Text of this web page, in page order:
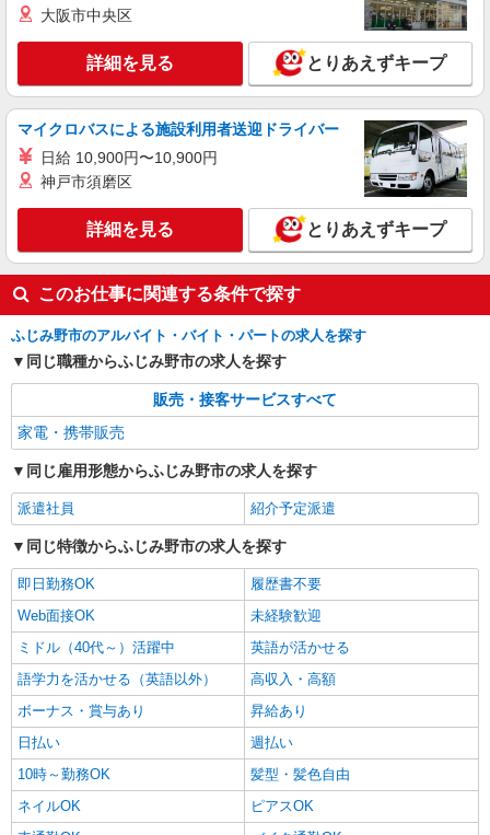
大阪市中央区
詳細を見る とりあえずキープ
マイクロバスによる施設利用者送迎ドライバー
日給 10,900円〜10,900円
神戸市須磨区
詳細を見る とりあえずキープ
このお仕事に関連する条件で探す
ふじみ野市のアルバイト・バイト・パートの求人を探す
同じ職種からふじみ野市の求人を探す
販売・接客サービスすべて
家電・携帯販売
同じ雇用形態からふじみ野市の求人を探す
派遣社員 紹介予定派遣
同じ特徴からふじみ野市の求人を探す
即日勤務OK
履歴書不要
Web面接OK
未経験歓迎
ミドル（40代～）活躍中
英語が活かせる
語学力を活かせる（英語以外）
高収入・高額
ボーナス・賞与あり
昇給あり
日払い
週払い
10時～勤務OK
髪型・髪色自由
ネイルOK
ピアスOK